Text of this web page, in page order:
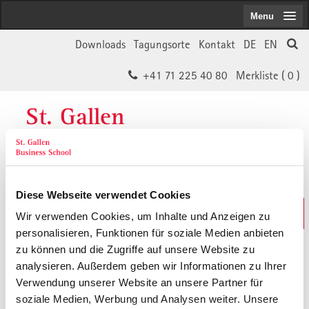
Diese Webseite verwendet Cookies
Wir verwenden Cookies, um Inhalte und Anzeigen zu
personalisieren, Funktionen für soziale Medien anbieten
zu können und die Zugriffe auf unsere Website zu
analysieren. Außerdem geben wir Informationen zu Ihrer
Verwendung unserer Website an unsere Partner für
soziale Medien, Werbung und Analysen weiter. Unsere
EN
DE
Kontakt
Tagungsorte
Downloads
Merkliste ( 0 )
+41 71 225 40 80
St. Gallen
Business School
Weiterbildungs-Suche
In 30 Sekunden das Passende finden
Menu
Der von Ihnen gesuchte Inhalt ist